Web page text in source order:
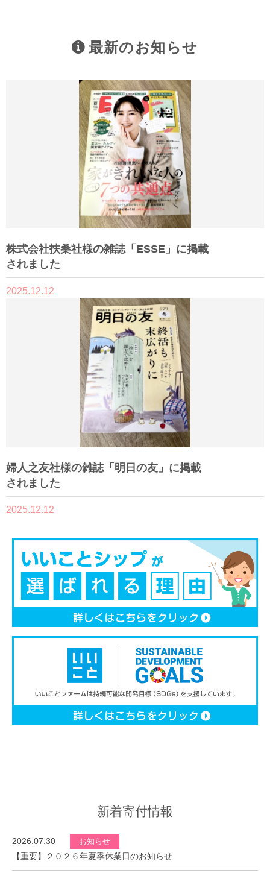
最新のお知らせ
株式会社扶桑社様の雑誌「ESSE」に掲載
されました
2025.12.12
婦人之友社様の雑誌「明日の友」に掲載
されました
2025.12.12
新着寄付情報
2026.07.30 お知らせ
【重要】２０２６年夏季休業日のお知らせ